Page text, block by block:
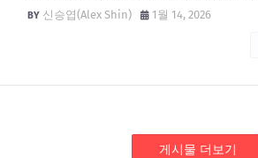
신승엽(Alex Shin)
1월 14, 2026
게시물 더보기